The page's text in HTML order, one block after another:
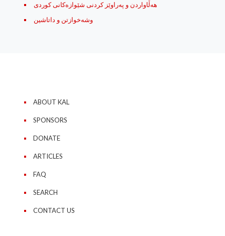
هه‌ڵاواردن و په‌راوێز کردنی شێوازه‌کانی کوردی
وشه‌خوازتن و داتاشین
ABOUT KAL
SPONSORS
DONATE
ARTICLES
FAQ
SEARCH
CONTACT US